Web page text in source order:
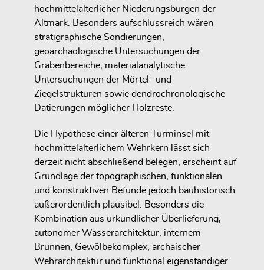
hochmittelalterlicher Niederungsburgen der
Altmark. Besonders aufschlussreich wären
stratigraphische Sondierungen,
geoarchäologische Untersuchungen der
Grabenbereiche, materialanalytische
Untersuchungen der Mörtel- und
Ziegelstrukturen sowie dendrochronologische
Datierungen möglicher Holzreste.
Die Hypothese einer älteren Turminsel mit
hochmittelalterlichem Wehrkern lässt sich
derzeit nicht abschließend belegen, erscheint auf
Grundlage der topographischen, funktionalen
und konstruktiven Befunde jedoch bauhistorisch
außerordentlich plausibel. Besonders die
Kombination aus urkundlicher Überlieferung,
autonomer Wasserarchitektur, internem
Brunnen, Gewölbekomplex, archaischer
Wehrarchitektur und funktional eigenständiger